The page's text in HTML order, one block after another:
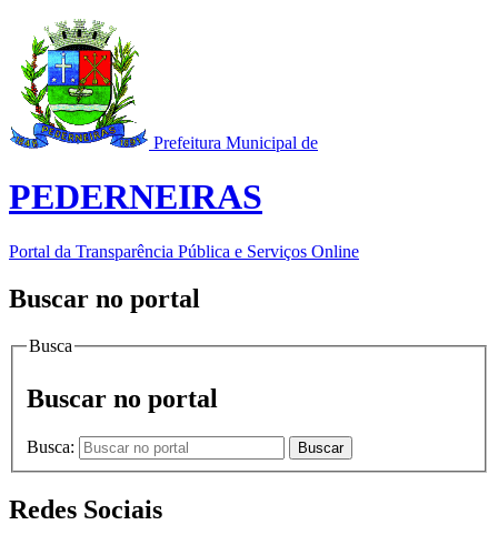
Prefeitura Municipal de
PEDERNEIRAS
Portal da Transparência Pública e Serviços Online
Buscar no portal
Busca
Buscar no portal
Busca: Buscar
Redes Sociais